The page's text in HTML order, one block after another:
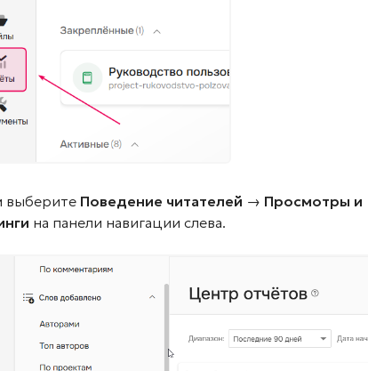
выберите Поведение читателей → Просмотры и
на панели навигации слева.